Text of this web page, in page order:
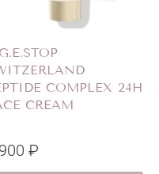
COMPLEX 24H
CREAM
₽